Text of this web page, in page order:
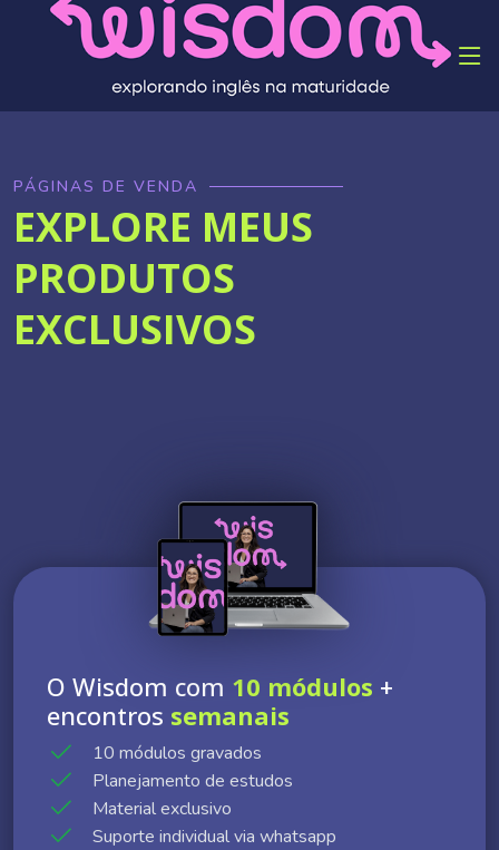
PÁGINAS DE VENDA
EXPLORE MEUS
PRODUTOS
EXCLUSIVOS
O Wisdom com 10 módulos +
encontros semanais
10 módulos gravados
Planejamento de estudos
Material exclusivo
Suporte individual via whatsapp